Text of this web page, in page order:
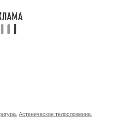
Астеническое телосложение